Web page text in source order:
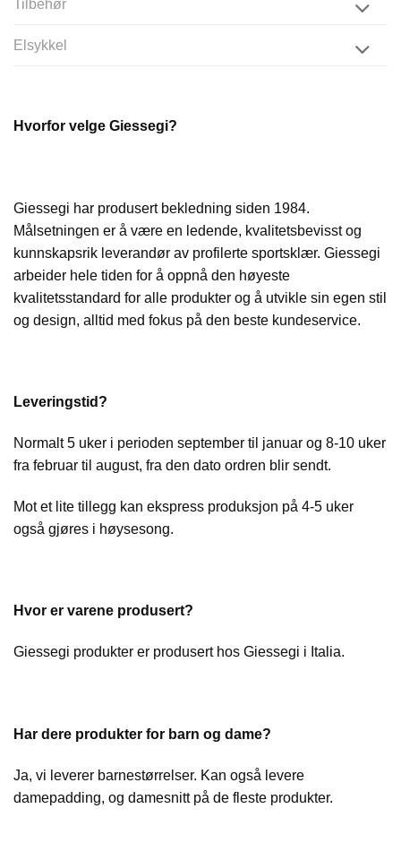
Hvorfor velge Giessegi?
Giessegi har produsert bekledning siden 1984.
Målsetningen er å være en ledende, kvalitetsbevisst og
kunnskapsrik leverandør av profilerte sportsklær. Giessegi
arbeider hele tiden for å oppnå den høyeste
kvalitetsstandard for alle produkter og å utvikle sin egen stil
og design, alltid med fokus på den beste kundeservice.
Leveringstid?
Normalt 5 uker i perioden september til januar og 8-10 uker
fra februar til august, fra den dato ordren blir sendt.
Mot et lite tillegg kan ekspress produksjon på 4-5 uker
også gjøres i høysesong.
Hvor er varene produsert?
Giessegi produkter er produsert hos Giessegi i Italia.
Har dere produkter for barn og dame?
Ja, vi leverer barnestørrelser. Kan også levere
damepadding, og damesnitt på de fleste produkter.
Tilbehør
Elsykkel